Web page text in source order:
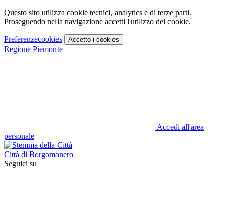
Questo sito utilizza cookie tecnici, analytics e di terze parti.
Proseguendo nella navigazione accetti l'utilizzo dei cookie.
Preferenzecookies Accetto i cookies
Regione Piemonte
Accedi all'area
personale
Città di Borgomanero
Seguici su